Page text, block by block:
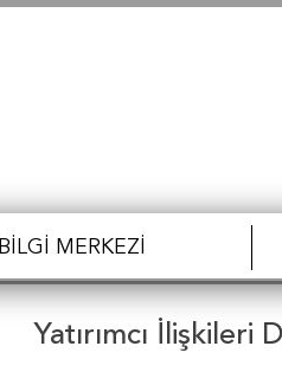
BILGI MERKEZI
Yatırımcı İlişkileri